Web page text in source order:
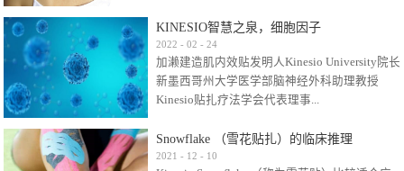
很多，比如试穿件衣服有时都会过敏，特定条
件下吃东西有时也会过敏，难道不吃不穿了？
其他品牌的在此我们不予评价，就KINESIO肌内
效贴布来说，40多年的研究开发制造肌内效贴
比如我本人，几乎天天接触KINESIO肌内效，无
论从皮肤适应性还是本人皮肤本身就不属于不
KINESIO智慧之泉，细胞因子
2022 - 02 - 24
加濑建造肌内效贴发明人Kinesio University院长
新墨西哥州大学医学部脑神经外科助理教授
Kinesio贴扎疗法学会代表理事...
Kinesio Taping Association International
Snowflake （雪花贴扎）的临床推理
2021 - 12 - 10